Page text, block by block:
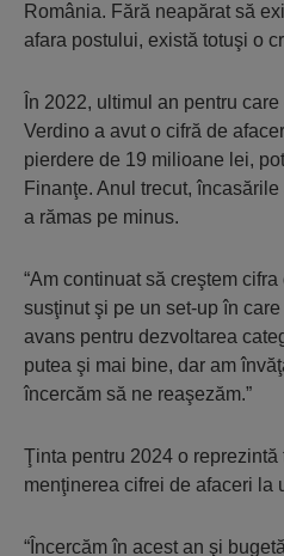
România. Fără neapărat să
afara postului, există totuşi o
În 2022, ultimul an pentru
Verdino a avut o cifră de
pierdere de 19 milioane lei,
Finanţe. Anul trecut,
a rămas pe minus.
“Am continuat să creştem
susţinut şi pe un set-up în
avans pentru dezvoltarea
putea şi mai bine, dar am
încercăm să ne reaşezăm.”
Ţinta pentru 2024 o reprezintă
menţinerea cifrei de afaceri la
“Încercăm în acest an şi